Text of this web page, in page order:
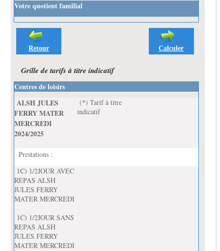
Votre quotient familial
Retour Calculer
Grille de tarifs à titre indicatif
Centres de loisirs
ALSH JULES
FERRY MATER
MERCREDI
2024/2025
(*) Tarif à titre
indicatif
Prestations :
1C) 1/2JOUR AVEC
REPAS ALSH
JULES FERRY
MATER MERCREDI
1C) 1/2JOUR SANS
REPAS ALSH
JULES FERRY
MATER MERCREDI